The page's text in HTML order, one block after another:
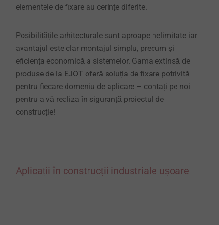
elementele de fixare au cerințe diferite.
Posibilitățile arhitecturale sunt aproape nelimitate iar
avantajul este clar montajul simplu, precum și
eficiența economică a sistemelor. Gama extinsă de
produse de la EJOT oferă soluția de fixare potrivită
pentru fiecare domeniu de aplicare – contați pe noi
pentru a vă realiza în siguranță proiectul de
construcție!
Aplicații în construcții industriale ușoare